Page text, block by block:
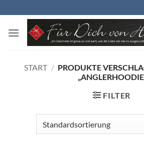
Inhalt
springen
START / PRODUKTE
FILTER